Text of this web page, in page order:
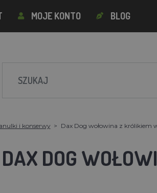
MOJE KONTO BLOG
i konserwy Dax Dog wołowina z królikiem
DAX DOG